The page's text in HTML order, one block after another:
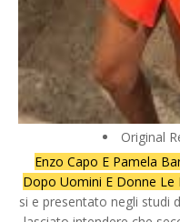
Original
Enzo Capo E Pamela
Dopo Uomini E Donne Le
si e presentato negli studi